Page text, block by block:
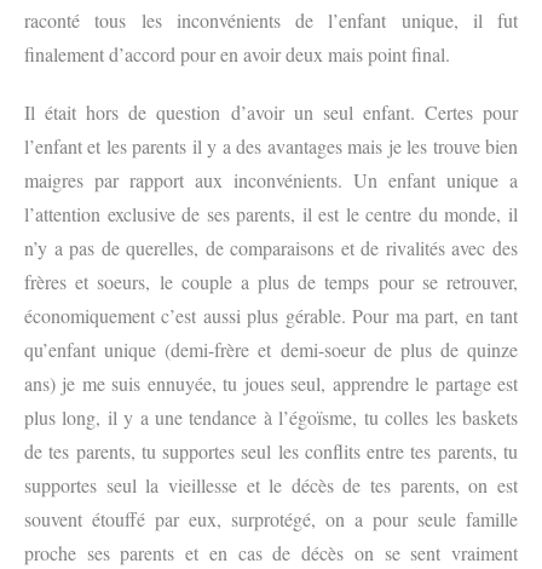
raconté tous les inconvénients de l’enfant unique, il fut
finalement d’accord pour en avoir deux mais point final.
Il était hors de question d’avoir un seul enfant. Certes pour
l’enfant et les parents il y a des avantages mais je les trouve bien
maigres par rapport aux inconvénients. Un enfant unique a
l’attention exclusive de ses parents, il est le centre du monde, il
n’y a pas de querelles, de comparaisons et de rivalités avec des
frères et soeurs, le couple a plus de temps pour se retrouver,
économiquement c’est aussi plus gérable. Pour ma part, en tant
qu’enfant unique (demi-frère et demi-soeur de plus de quinze
ans) je me suis ennuyée, tu joues seul, apprendre le partage est
plus long, il y a une tendance à l’égoïsme, tu colles les baskets
de tes parents, tu supportes seul les conflits entre tes parents, tu
supportes seul la vieillesse et le décès de tes parents, on est
souvent étouffé par eux, surprotégé, on a pour seule famille
proche ses parents et en cas de décès on se sent vraiment